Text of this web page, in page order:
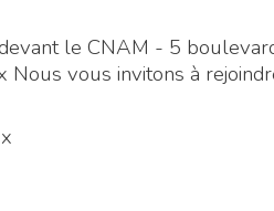
le CNAM - 5
Nous vous invitons à